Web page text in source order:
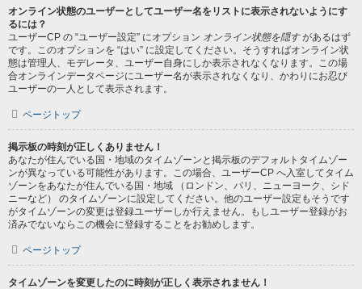
オンライン状態のユーザーとしてユーザー名をリストに表示されないようにす
るには？
ユーザーCP の “ユーザー設定” にオプション オンライン状態を隠すがあるはず
です。このオプションを “はい” に設定してください。そうすればオンライン状
態は管理人、モデレータ、ユーザー自身にしか表示されなくなります。この場
合オンラインデータページにユーザー名が表示されなくなり、かわりにお忍び
ユーザーの一人として表示されます。
ページトップ
掲示板の時刻が正しくありません！
あなたが住んでいる国・地域のタイムゾーンと掲示板のデフォルトタイムゾー
ンが異なっている可能性があります。この場合、ユーザーCP へ入室してタイム
ゾーンをあなたが住んでいる国・地域 （ロンドン、パリ、ニューヨーク、シド
ニーなど） のタイムゾーンに設定してください。他のユーザー設定もそうです
がタイムゾーンの変更は登録ユーザーしか行えません。もしユーザー登録がお
済みでないならこの機会に登録することをお勧めします。
ページトップ
タイムゾーンを変更したのに時刻が正しく表示されません！